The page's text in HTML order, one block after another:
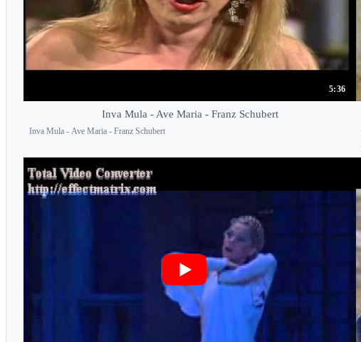
5:36
Inva Mula - Ave Maria - Franz Schubert
Inva Mula - Ave Maria - Franz Schubert